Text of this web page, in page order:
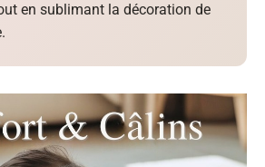
en sublimant la décoration de